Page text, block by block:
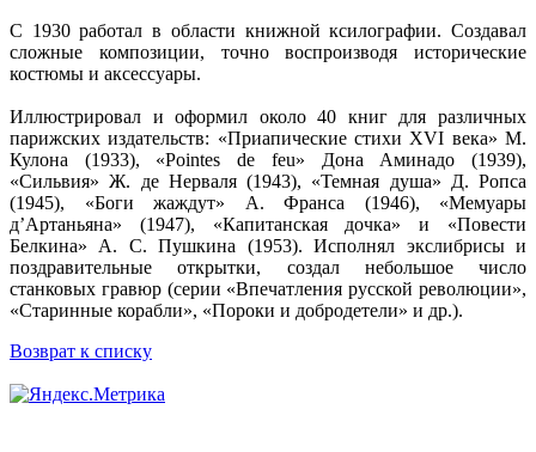
С 1930 работал в области книжной ксилографии. Создавал
сложные композиции, точно воспроизводя исторические
костюмы и аксессуары.
Иллюстрировал и оформил около 40 книг для различных
парижских издательств: «Приапические стихи XVI века» М.
Кулона (1933), «Pointes de feu» Дона Аминадо (1939),
«Сильвия» Ж. де Нерваля (1943), «Темная душа» Д. Ропса
(1945), «Боги жаждут» А. Франса (1946), «Мемуары
д’Артаньяна» (1947), «Капитанская дочка» и «Повести
Белкина» А. С. Пушкина (1953). Исполнял экслибрисы и
поздравительные открытки, создал небольшое число
станковых гравюр (серии «Впечатления русской революции»,
«Старинные корабли», «Пороки и добродетели» и др.).
Возврат к списку